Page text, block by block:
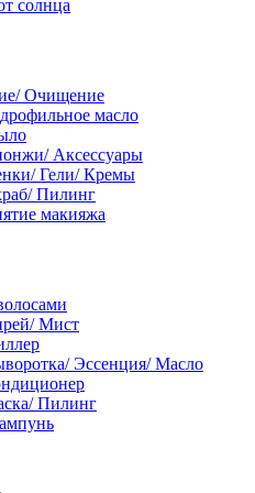
солнца
Очищение
масло
Аксессуары
Гели/ Кремы
Пилинг
макияжа
Мист
Эссенция/ Масло
Пилинг